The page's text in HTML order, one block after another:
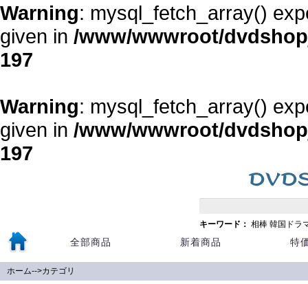
Warning: mysql_fetch_array()
given in /www/wwwroot/
197
Warning: mysql_fetch_array()
given in /www/wwwroot/
197
キーワード： 相棒 韓国ドラ
全部商品 新着商品 特
ホーム-->カテゴリ